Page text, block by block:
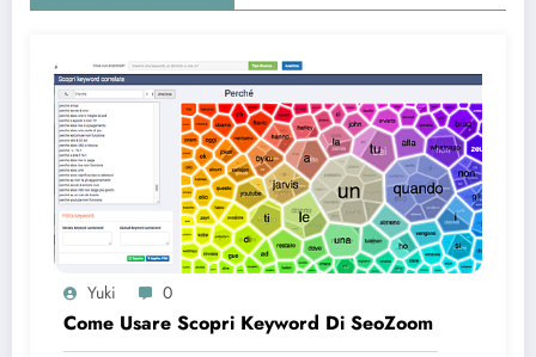
Yuki 0
Come Usare Scopri Keyword Di SeoZoom